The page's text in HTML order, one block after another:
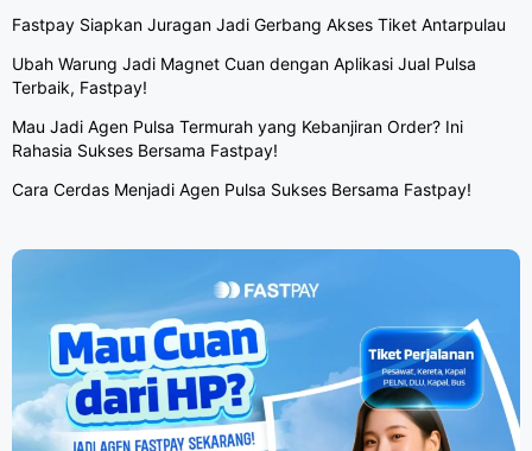
Fastpay Siapkan Juragan Jadi Gerbang Akses Tiket Antarpulau
Ubah Warung Jadi Magnet Cuan dengan Aplikasi Jual Pulsa
Terbaik, Fastpay!
Mau Jadi Agen Pulsa Termurah yang Kebanjiran Order? Ini
Rahasia Sukses Bersama Fastpay!
Cara Cerdas Menjadi Agen Pulsa Sukses Bersama Fastpay!